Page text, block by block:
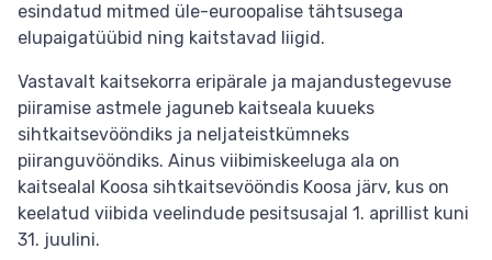
esindatud mitmed üle-euroopalise tähtsusega
elupaigatüübid ning kaitstavad liigid.
Vastavalt kaitsekorra eripärale ja majandustegevuse
piiramise astmele jaguneb kaitseala kuueks
sihtkaitsevööndiks ja neljateistkümneks
piiranguvööndiks. Ainus viibimiskeeluga ala on
kaitsealal Koosa sihtkaitsevööndis Koosa järv, kus on
keelatud viibida veelindude pesitsusajal 1. aprillist kuni
31. juulini.